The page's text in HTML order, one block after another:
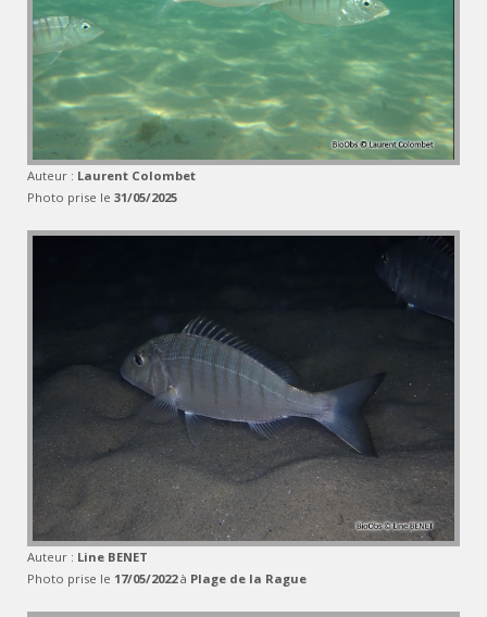
Auteur : Laurent Colombet
Photo prise le 31/05/2025
Auteur : Line BENET
Photo prise le 17/05/2022à Plage de la Rague